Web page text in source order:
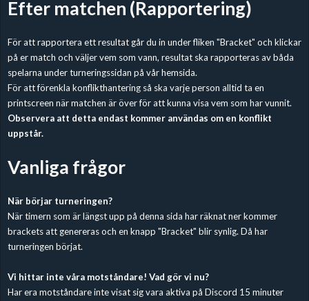
Efter matchen (Rapportering)
För att rapportera ett resultat går du in under fliken "Bracket" och klickar
på er match och väljer vem som vann, resultat ska rapporteras av båda
spelarna under turneringssidan på vår hemsida.
För att förenkla konflikthantering så ska varje person alltid ta en
printscreen när matchen är över för att kunna visa vem som har vunnit.
Observera att detta endast kommer användas om en konflikt
uppstår.
Vanliga frågor
När börjar turneringen?
När timern som är längst upp på denna sida har räknat ner kommer
brackets att genereras och en knapp "Bracket" blir synlig. Då har
turneringen börjat.
Vi hittar inte våra motståndare! Vad gör vi nu?
Har era motståndare inte visat sig vara aktiva på Discord 15 minuter